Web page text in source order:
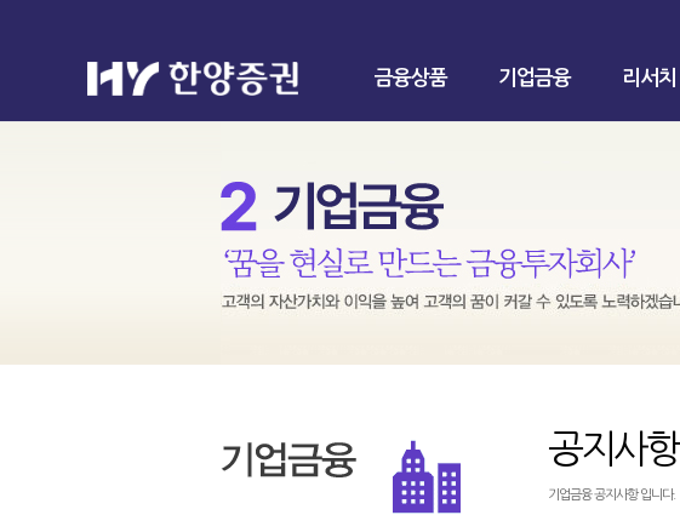
금융상품 기업금융 리서치
공지사항
기업금융 공지사항 입니다.